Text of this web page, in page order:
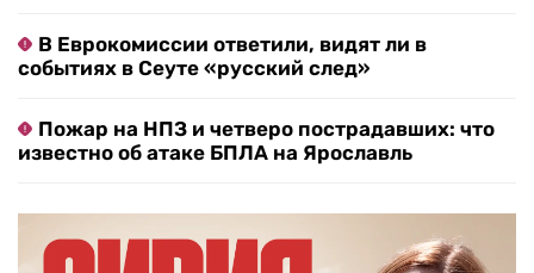
В Еврокомиссии ответили, видят ли в
событиях в Сеуте «русский след»
Пожар на НПЗ и четверо пострадавших: что
известно об атаке БПЛА на Ярославль